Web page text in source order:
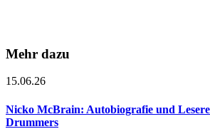
Mehr dazu
15.06.26
Nicko McBrain: Autobiografie und
Drummers